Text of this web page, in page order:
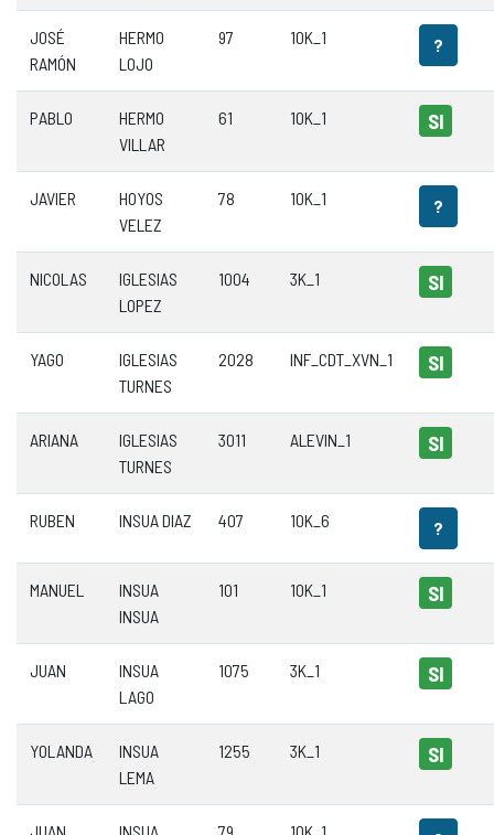
JOSÉ
RAMÓN
HERMO
LOJO
97 10K_1 ?
PABLO
HERMO
VILLAR
61 10K_1 SI
JAVIER
HOYOS
VELEZ
78 10K_1 ?
NICOLAS
IGLESIAS
LOPEZ
1004 3K_1 SI
YAGO
IGLESIAS
TURNES
2028 INF_CDT_XVN_1 SI
ARIANA
IGLESIAS
TURNES
3011 ALEVIN_1 SI
RUBEN INSUA DIAZ 407 10K_6 ?
MANUEL
INSUA
INSUA
101 10K_1 SI
JUAN
INSUA
LAGO
1075 3K_1 SI
YOLANDA
INSUA
LEMA
1255 3K_1 SI